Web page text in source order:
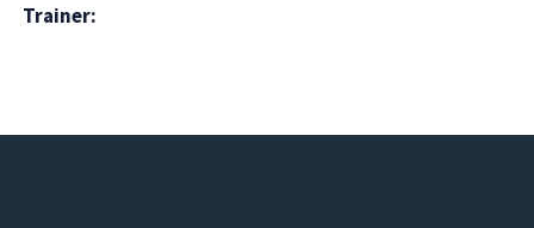
Trainer: